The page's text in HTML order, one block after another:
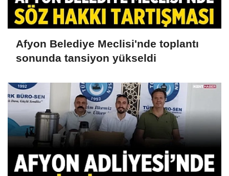
Afyon Belediye Meclisi'nde toplantı
sonunda tansiyon yükseldi